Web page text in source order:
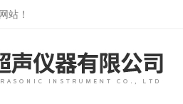
站 ！